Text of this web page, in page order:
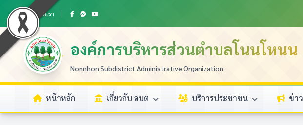
ติดต่อเรา
องค์การบริหารส่วนตำบลโนนโหนน
Nonnhon Subdistrict Administrative Organization
หน้าหลัก เกี่ยวกับ อบต บริการประชาชน ข่า